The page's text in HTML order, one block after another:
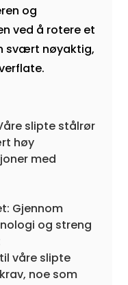
og
ved å rotere et
svært nøyaktig,
slipte stålrør
høy
med
Gjennom
og streng
våre slipte
noe som